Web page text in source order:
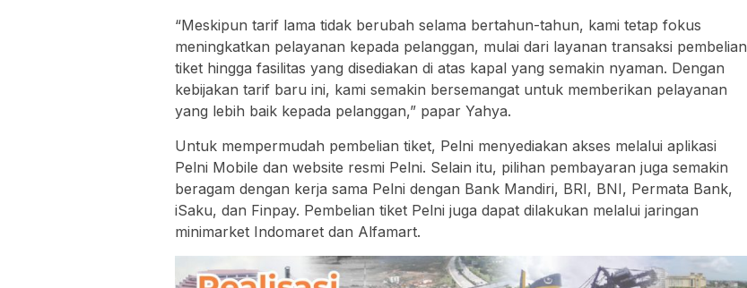
“Meskipun tarif lama tidak berubah selama bertahun-tahun, kami tetap fokus
meningkatkan pelayanan kepada pelanggan, mulai dari layanan transaksi pembelian
tiket hingga fasilitas yang disediakan di atas kapal yang semakin nyaman. Dengan
kebijakan tarif baru ini, kami semakin bersemangat untuk memberikan pelayanan
yang lebih baik kepada pelanggan,” papar Yahya.
Untuk mempermudah pembelian tiket, Pelni menyediakan akses melalui aplikasi
Pelni Mobile dan website resmi Pelni. Selain itu, pilihan pembayaran juga semakin
beragam dengan kerja sama Pelni dengan Bank Mandiri, BRI, BNI, Permata Bank,
iSaku, dan Finpay. Pembelian tiket Pelni juga dapat dilakukan melalui jaringan
minimarket Indomaret dan Alfamart.